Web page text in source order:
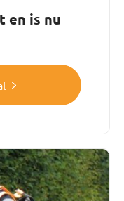
en is nu